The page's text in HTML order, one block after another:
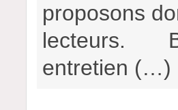
proposons
lecteurs.
entretien (…)